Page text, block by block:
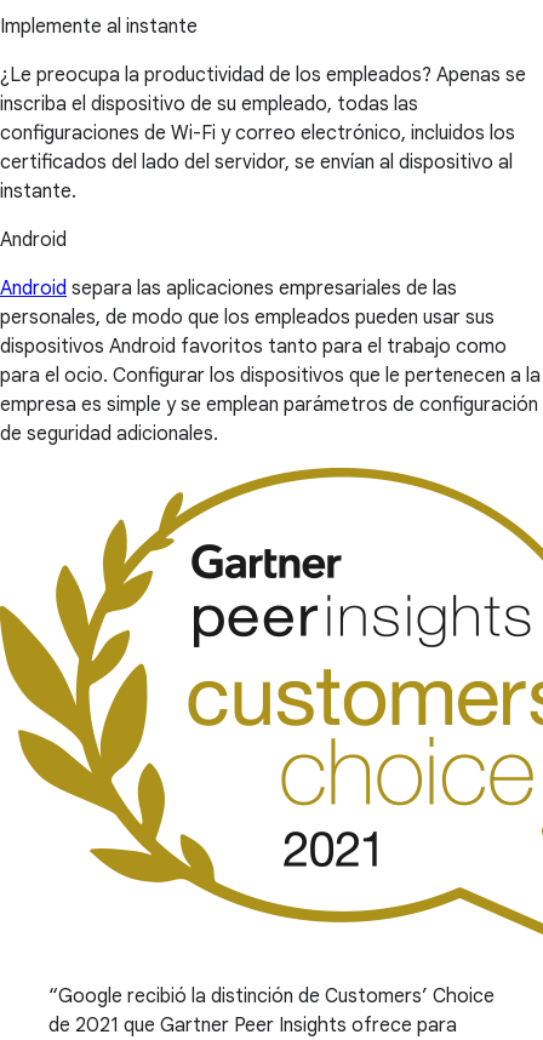
Implemente al instante
¿Le preocupa la productividad de los empleados? Apenas se
inscriba el dispositivo de su empleado, todas las
configuraciones de Wi-Fi y correo electrónico, incluidos los
certificados del lado del servidor, se envían al dispositivo al
instante.
Android
Android separa las aplicaciones empresariales de las
personales, de modo que los empleados pueden usar sus
dispositivos Android favoritos tanto para el trabajo como
para el ocio. Configurar los dispositivos que le pertenecen a la
empresa es simple y se emplean parámetros de configuración
de seguridad adicionales.
Google recibió la distinción de Customers’ Choice
de 2021 que Gartner Peer Insights ofrece para